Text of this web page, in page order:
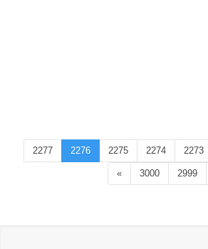
2273
2274
2275
2276
2277
2999
3000
»